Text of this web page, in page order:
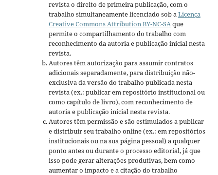
revista o direito de primeira publicação, com o
trabalho simultaneamente licenciado sob aLicença
Creative Commons Attribution BY-NC-SAque
permite o compartilhamento do trabalho com
reconhecimento da autoria e publicação inicial nesta
revista.
Autores têm autorização para assumir contratos
adicionais separadamente, para distribuição não-
exclusiva da versão do trabalho publicada nesta
revista (ex.: publicar em repositório institucional ou
como capítulo de livro), com reconhecimento de
autoria e publicação inicial nesta revista.
Autores têm permissão e são estimulados a publicar
e distribuir seu trabalho online (ex.: em repositórios
institucionais ou na sua página pessoal) a qualquer
ponto antes ou durante o processo editorial, já que
isso pode gerar alterações produtivas, bem como
aumentar o impacto e a citação do trabalho